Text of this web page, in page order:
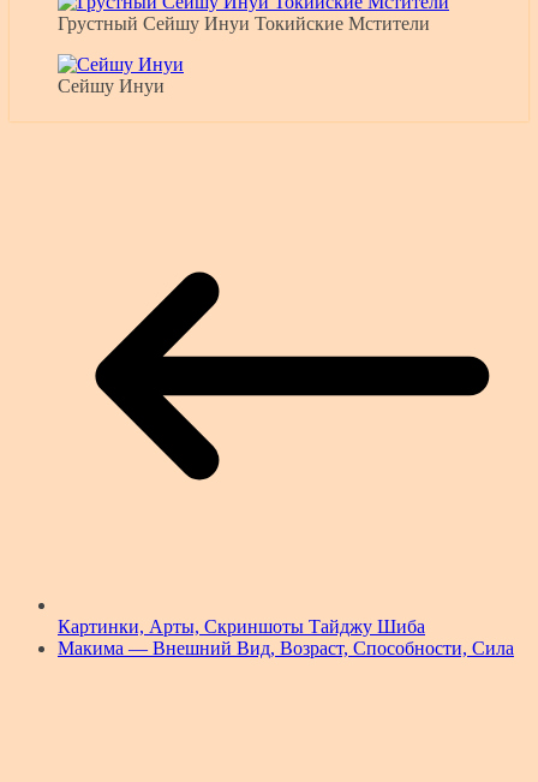
Грустный Сейшу Инуи Токийские Мстители
Сейшу Инуи
Картинки, Арты, Скриншоты Тайджу Шиба
Макима — Внешний Вид, Возраст, Способности, Сила